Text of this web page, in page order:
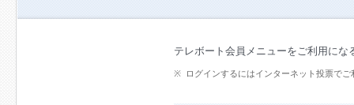
テレボート会員メニューをご利用にな
ログインするにはインターネット投票で